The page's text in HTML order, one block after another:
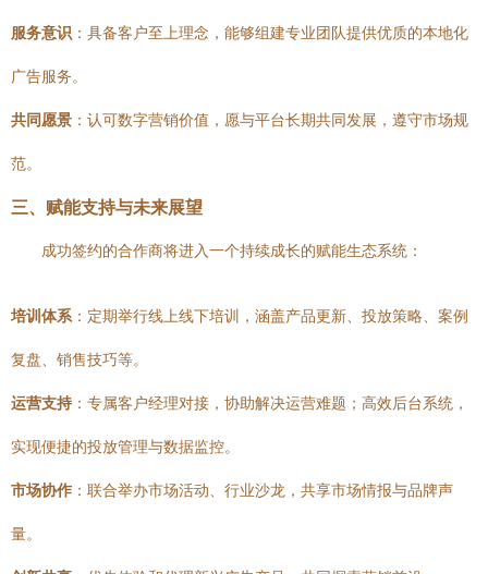
服务意识 ：具备客户至上理念，能够组建专业团队提供优质的本地化
广告服务。
共同愿景 ：认可数字营销价值，愿与平台长期共同发展，遵守市场规
范。
三、赋能支持与未来展望
成功签约的合作商将进入一个持续成长的赋能生态系统：
培训体系 ：定期举行线上线下培训，涵盖产品更新、投放策略、案例
复盘、销售技巧等。
运营支持 ：专属客户经理对接，协助解决运营难题；高效后台系统，
实现便捷的投放管理与数据监控。
市场协作 ：联合举办市场活动、行业沙龙，共享市场情报与品牌声
量。